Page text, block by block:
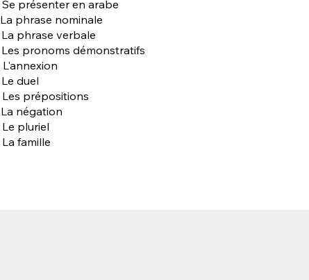
Se présenter en arabe
La phrase nominale
La phrase verbale
Les pronoms démonstratifs
L'annexion
duel
Les prépositions
La négation
Le pluriel
famille